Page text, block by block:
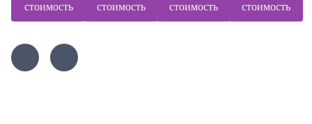
стоимость
стоимость
стоимость
стоимость